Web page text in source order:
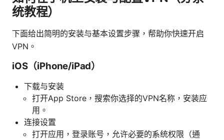
统教程）
下面给出简明的安装与基本设置步骤，帮助你快速开启
VPN。
iOS（iPhone/iPad）
下载与安装
打开App Store，搜索你选择的VPN名称，安装应
用。
连接设置
打开应用，登录账号，允许必要的系统权限（通